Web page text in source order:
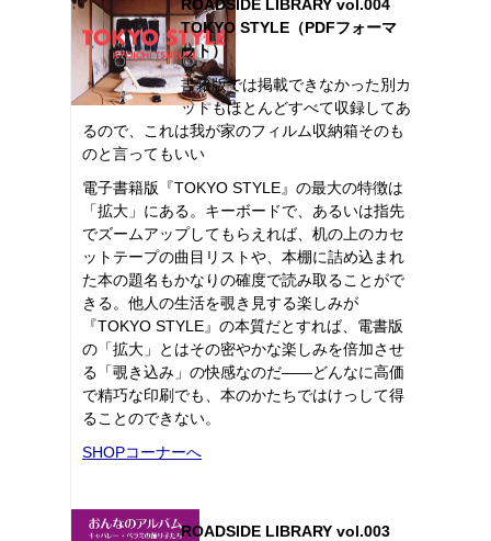
ROADSIDE LIBRARY vol.004
TOKYO STYLE（PDFフォーマ
ット）
書籍版では掲載できなかった別カ
ットもほとんどすべて収録してあ
るので、これは我が家のフィルム収納箱そのも
のと言ってもいい
電子書籍版『TOKYO STYLE』の最大の特徴は
「拡大」にある。キーボードで、あるいは指先
でズームアップしてもらえれば、机の上のカセ
ットテープの曲目リストや、本棚に詰め込まれ
た本の題名もかなりの確度で読み取ることがで
きる。他人の生活を覗き見する楽しみが
『TOKYO STYLE』の本質だとすれば、電書版
の「拡大」とはその密やかな楽しみを倍加させ
る「覗き込み」の快感なのだ――どんなに高価
で精巧な印刷でも、本のかたちではけっして得
ることのできない。
SHOPコーナーへ
ROADSIDE LIBRARY vol.003